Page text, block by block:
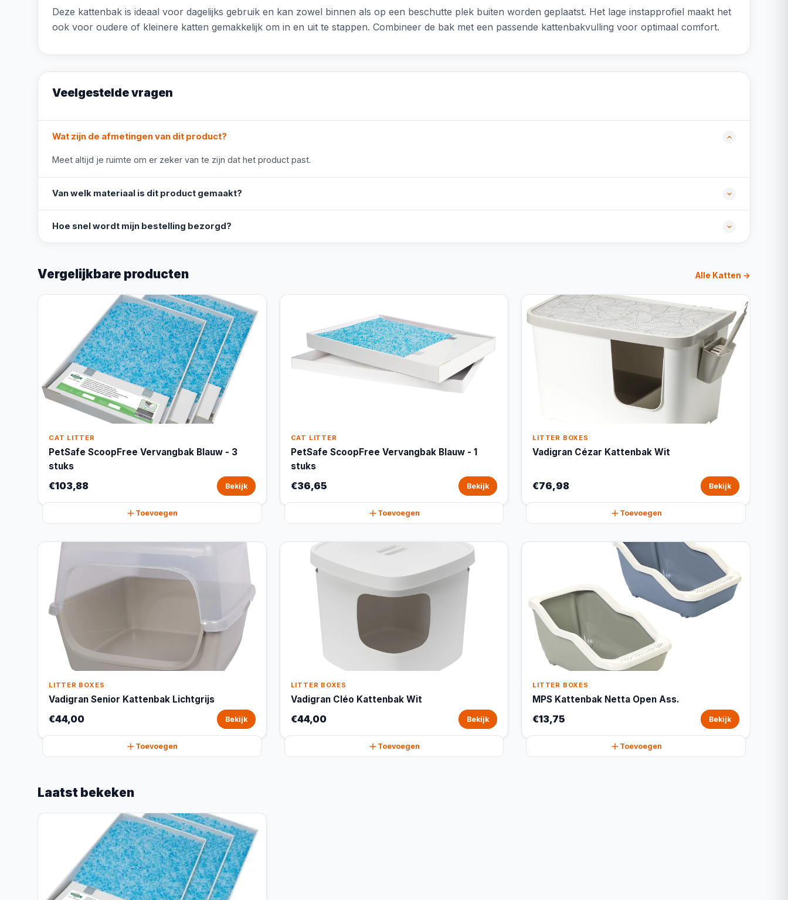
Deze kattenbak is ideaal voor dagelijks gebruik en kan zowel binnen als op een beschutte plek buiten worden geplaatst. Het lage instapprofiel maakt het
ook voor oudere of kleinere katten gemakkelijk om in en uit te stappen. Combineer de bak met een passende kattenbakvulling voor optimaal comfort.
Veelgestelde vragen
Wat zijn de afmetingen van dit product?
Meet altijd je ruimte om er zeker van te zijn dat het product past.
Van welk materiaal is dit product gemaakt?
Hoe snel wordt mijn bestelling bezorgd?
Vergelijkbare producten Alle Katten →
CAT LITTER
PetSafe ScoopFree Vervangbak Blauw - 3
stuks
€103,88 Bekijk
Toevoegen
CAT LITTER
PetSafe ScoopFree Vervangbak Blauw - 1
stuks
€36,65 Bekijk
Toevoegen
LITTER BOXES
Vadigran Cézar Kattenbak Wit
€76,98 Bekijk
Toevoegen
LITTER BOXES
Vadigran Senior Kattenbak Lichtgrijs
€44,00 Bekijk
Toevoegen
LITTER BOXES
Vadigran Cléo Kattenbak Wit
€44,00 Bekijk
Toevoegen
LITTER BOXES
MPS Kattenbak Netta Open Ass.
€13,75 Bekijk
Toevoegen
Laatst bekeken